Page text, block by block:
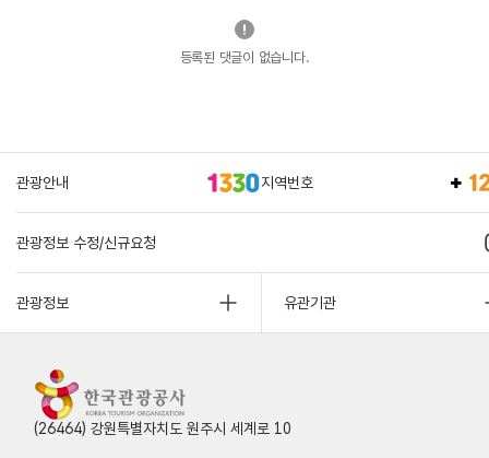
등록된 댓글이 없습니다.
관광안내 지역번호
관광정보 수정/신규요청
관광정보 유관기관
(26464) 강원특별자치도 원주시 세계로 10